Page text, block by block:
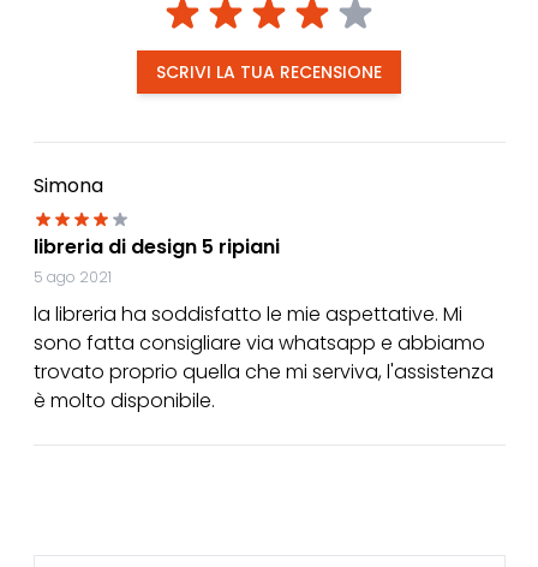
SCRIVI LA TUA RECENSIONE
Simona
libreria di design 5 ripiani
5 ago 2021
la libreria ha soddisfatto le mie aspettative. Mi
sono fatta consigliare via whatsapp e abbiamo
trovato proprio quella che mi serviva, l'assistenza
è molto disponibile.